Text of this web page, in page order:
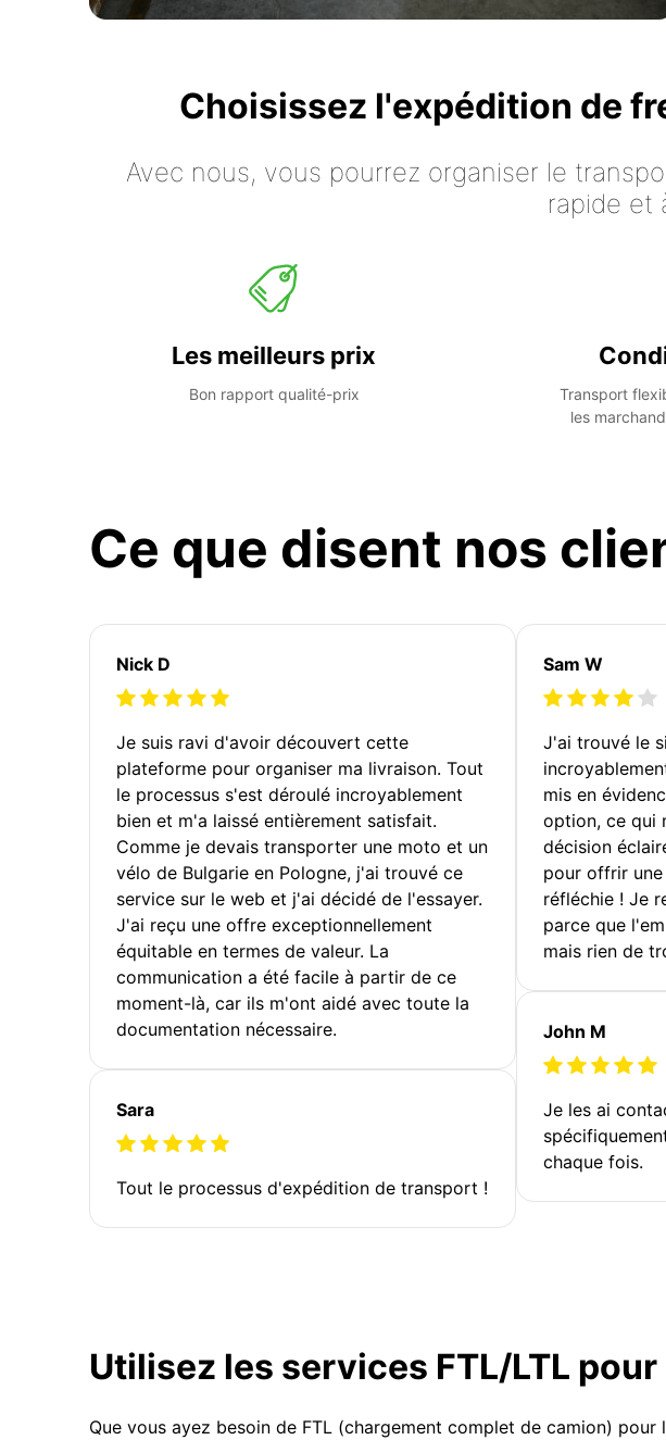
Choisissez l'expédition de
Avec nous, vous pourrez organiser le
rapide et
Les meilleurs prix
Bon rapport qualité-prix
Transport
les
Ce que disent nos
Nick D
Je suis ravi d'avoir découvert cette
plateforme pour organiser ma livraison. Tout
le processus s'est déroulé incroyablement
bien et m'a laissé entièrement satisfait.
Comme je devais transporter une moto et un
vélo de Bulgarie en Pologne, j'ai trouvé ce
service sur le web et j'ai décidé de l'essayer.
J'ai reçu une offre exceptionnellement
équitable en termes de valeur. La
communication a été facile à partir de ce
moment-là, car ils m'ont aidé avec toute la
documentation nécessaire.
Sara
Tout le processus d'expédition de transport !
Sam W
J'ai trouvé le
mis en
option, ce qui
décision
pour offrir
réfléchie ! Je
parce que
mais rien de
John M
Je les ai
chaque fois.
Utilisez les services FTL/LTL
Que vous ayez besoin de FTL (chargement complet de camion)